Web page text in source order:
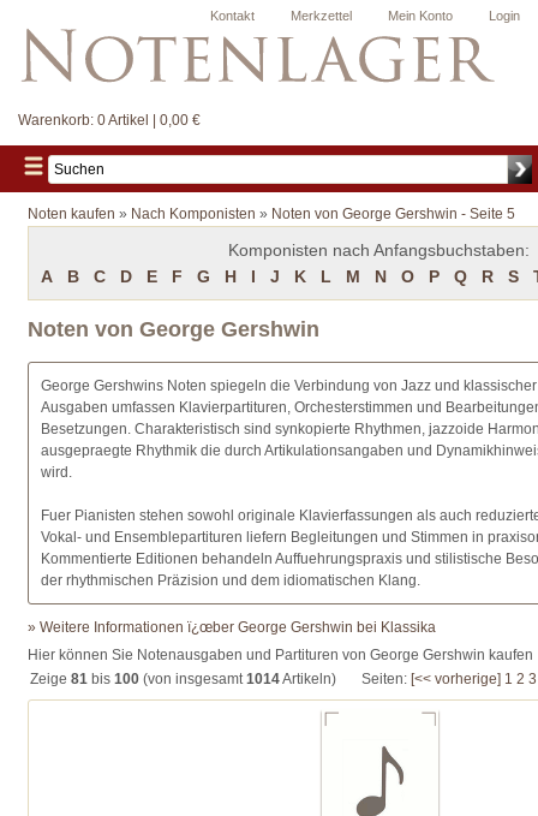
Login
Mein Konto
Merkzettel
Kontakt
Warenkorb: 0 Artikel | 0,00 €
Noten kaufen » Nach Komponisten » Noten von George Gershwin - Seite 5
Komponisten nach Anfangsbuchstaben:
A
B C D E F G H I J K L M N O P Q R S
Noten von George Gershwin
George Gershwins Noten spiegeln die Verbindung von Jazz und
Ausgaben umfassen Klavierpartituren, Orchesterstimmen und
Besetzungen. Charakteristisch sind synkopierte Rhythmen, jazzoide
ausgepraegte Rhythmik die durch Artikulationsangaben und
wird.
Fuer Pianisten stehen sowohl originale Klavierfassungen als auch
Vokal- und Ensemblepartituren liefern Begleitungen und Stimmen in
Kommentierte Editionen behandeln Auffuehrungspraxis und stilistische
der rhythmischen Präzision und dem idiomatischen Klang.
» Weitere Informationen ï¿œber George Gershwin bei Klassika
Hier können Sie Notenausgaben und Partituren von George Gershwin kaufen
Zeige 81 bis 100 (von insgesamt1014Artikeln) Seiten: [<< vorherige] 1 2 3